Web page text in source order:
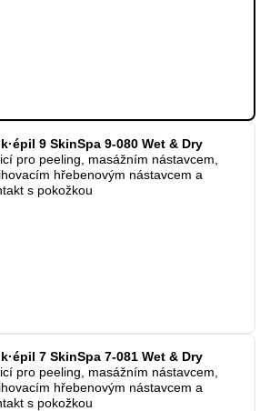
9 SkinSpa 9-080 Wet & Dry
pro peeling, masážním nástavcem,
hřebenovým nástavcem a
s pokožkou
7 SkinSpa 7-081 Wet & Dry
pro peeling, masážním nástavcem,
hřebenovým nástavcem a
s pokožkou